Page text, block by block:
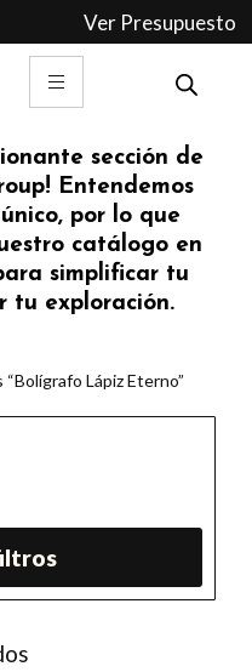
Ver Presupuesto
sección de
Entendemos
por lo que
catálogo en
simplificar tu
tu exploración.
Lápiz Eterno”